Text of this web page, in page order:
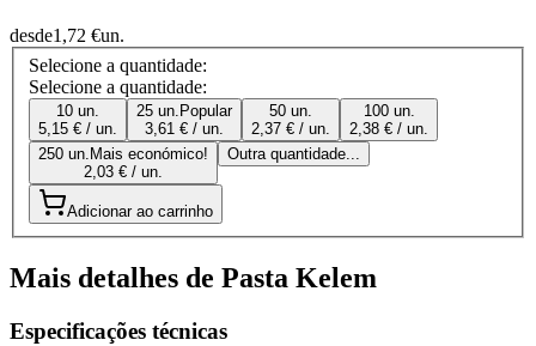
desde1,72 €un.
Selecione a quantidade:
Selecione a quantidade:
10 un.
5,15 € / un.
25 un. Popular
3,61 € / un.
50 un.
2,37 € / un.
100 un.
2,38 € / un.
250 un. Mais económico!
2,03 € / un.
Outra quantidade...
Adicionar ao carrinho
Mais detalhes de Pasta Kelem
Especificações técnicas